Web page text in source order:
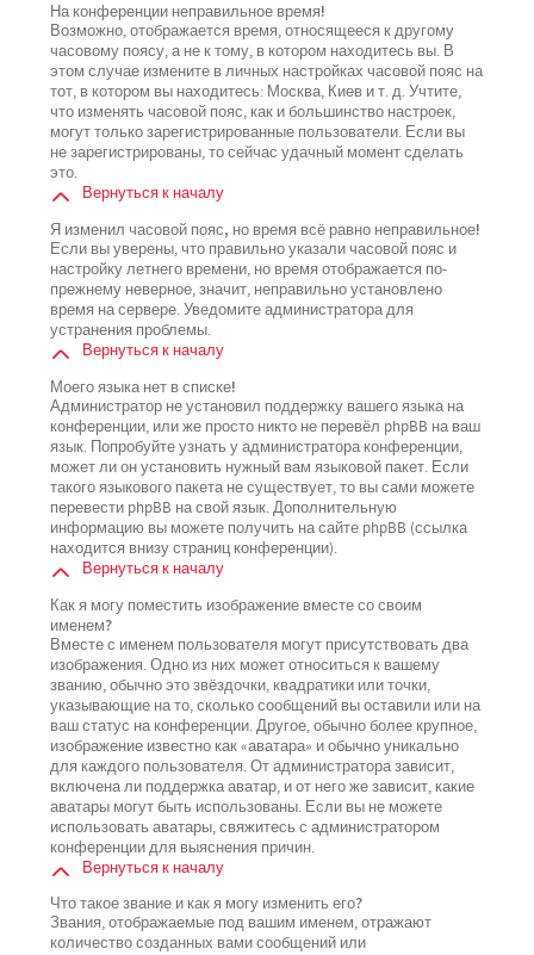
На конференции неправильное время!
Возможно, отображается время, относящееся к другому
часовому поясу, а не к тому, в котором находитесь вы. В
этом случае измените в личных настройках часовой пояс на
тот, в котором вы находитесь: Москва, Киев и т. д. Учтите,
что изменять часовой пояс, как и большинство настроек,
могут только зарегистрированные пользователи. Если вы
не зарегистрированы, то сейчас удачный момент сделать
это.
Вернуться к началу
Я изменил часовой пояс, но время всё равно неправильное!
Если вы уверены, что правильно указали часовой пояс и
настройку летнего времени, но время отображается по-
прежнему неверное, значит, неправильно установлено
время на сервере. Уведомите администратора для
устранения проблемы.
Вернуться к началу
Моего языка нет в списке!
Администратор не установил поддержку вашего языка на
конференции, или же просто никто не перевёл phpBB на ваш
язык. Попробуйте узнать у администратора конференции,
может ли он установить нужный вам языковой пакет. Если
такого языкового пакета не существует, то вы сами можете
перевести phpBB на свой язык. Дополнительную
информацию вы можете получить на сайте phpBB (ссылка
находится внизу страниц конференции).
Вернуться к началу
Как я могу поместить изображение вместе со своим
именем?
Вместе с именем пользователя могут присутствовать два
изображения. Одно из них может относиться к вашему
званию, обычно это звёздочки, квадратики или точки,
указывающие на то, сколько сообщений вы оставили или на
ваш статус на конференции. Другое, обычно более крупное,
изображение известно как «аватара» и обычно уникально
для каждого пользователя. От администратора зависит,
включена ли поддержка аватар, и от него же зависит, какие
аватары могут быть использованы. Если вы не можете
использовать аватары, свяжитесь с администратором
конференции для выяснения причин.
Вернуться к началу
Что такое звание и как я могу изменить его?
Звания, отображаемые под вашим именем, отражают
количество созданных вами сообщений или